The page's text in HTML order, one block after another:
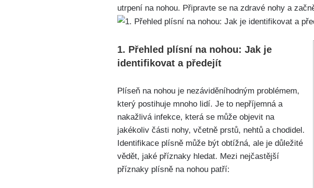
utrpení na nohou.​ Připravte se na zdravé⁤ nohy a
1.‍ Přehled⁤ plísní na nohou: Jak je
identifikovat a⁤ předejít
Plíseň na nohou ‌je ‌nezáviděníhodným ⁢problémem,​
který‍ postihuje mnoho lidí. Je to‌ nepříjemná⁣ a
nakažlivá infekce, která​ se může objevit⁤ na
jakékoliv části nohy, včetně prstů, nehtů ‍a​ chodidel.
Identifikace plísně může být obtížná, ale je důležité
vědět, jaké příznaky hledat. Mezi nejčastější
příznaky plísně na nohou patří: